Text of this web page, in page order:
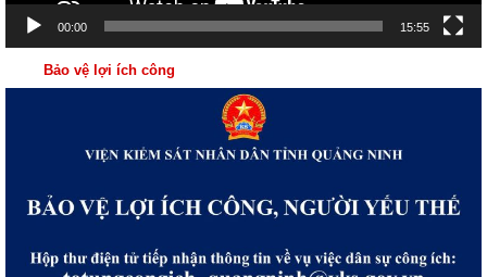
00:00 15:55
Bảo vệ lợi ích công